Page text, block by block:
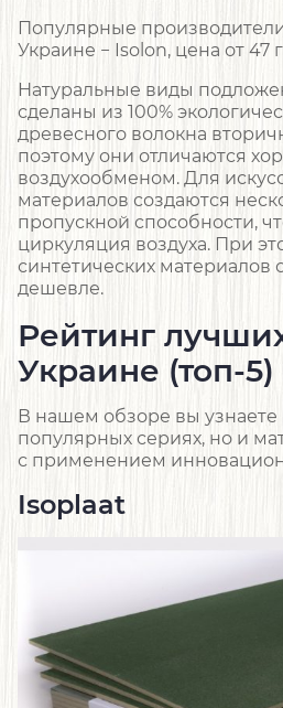
Популярные
Украине − Isolon, цена от 47
Натуральные виды
сделаны из 100%
древесного волокна
поэтому они отличаются
воздухообменом. Для
материалов создаются
пропускной способности,
циркуляция воздуха. При
синтетических материалов
дешевле.
Рейтинг
Украине (топ-5)
В нашем обзоре вы узнаете
популярных сериях, но и
с применением
Isoplaat